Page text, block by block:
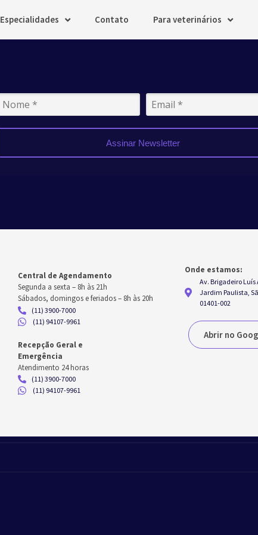
Especialidades Contato Para veterinários
Assinar Newsletter
Central de Agendamento
Segunda a sexta – 8h às 21h
Sábados, domingos e feriados– 8h às 20h
(11) 3900-7000
(11) 94107-9961
Recepção Geral e
Emergência
Atendimento 24 horas
(11) 3900-7000
(11) 94107-9961
Onde estamos:
Av. Brigadeiro Luís
Jardim Paulista,
01401-002
Abrir no